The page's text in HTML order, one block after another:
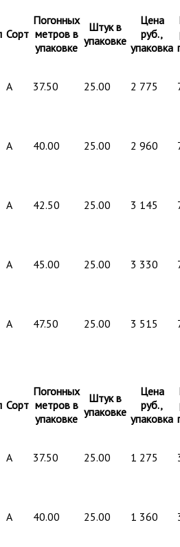
Сорт
Погонных
метров в
упаковке
Штук в
упаковке
Цена
руб.,
упаковка
A 37.50 25.00 2 775
A 40.00 25.00 2 960
A 42.50 25.00 3 145
A 45.00 25.00 3 330
A 47.50 25.00 3 515
Сорт
Погонных
метров в
упаковке
Штук в
упаковке
Цена
руб.,
упаковка
A 37.50 25.00 1 275
A 40.00 25.00 1 360